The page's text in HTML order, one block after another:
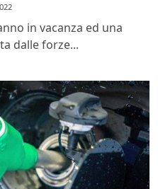
in vacanza ed una
dalle forze...